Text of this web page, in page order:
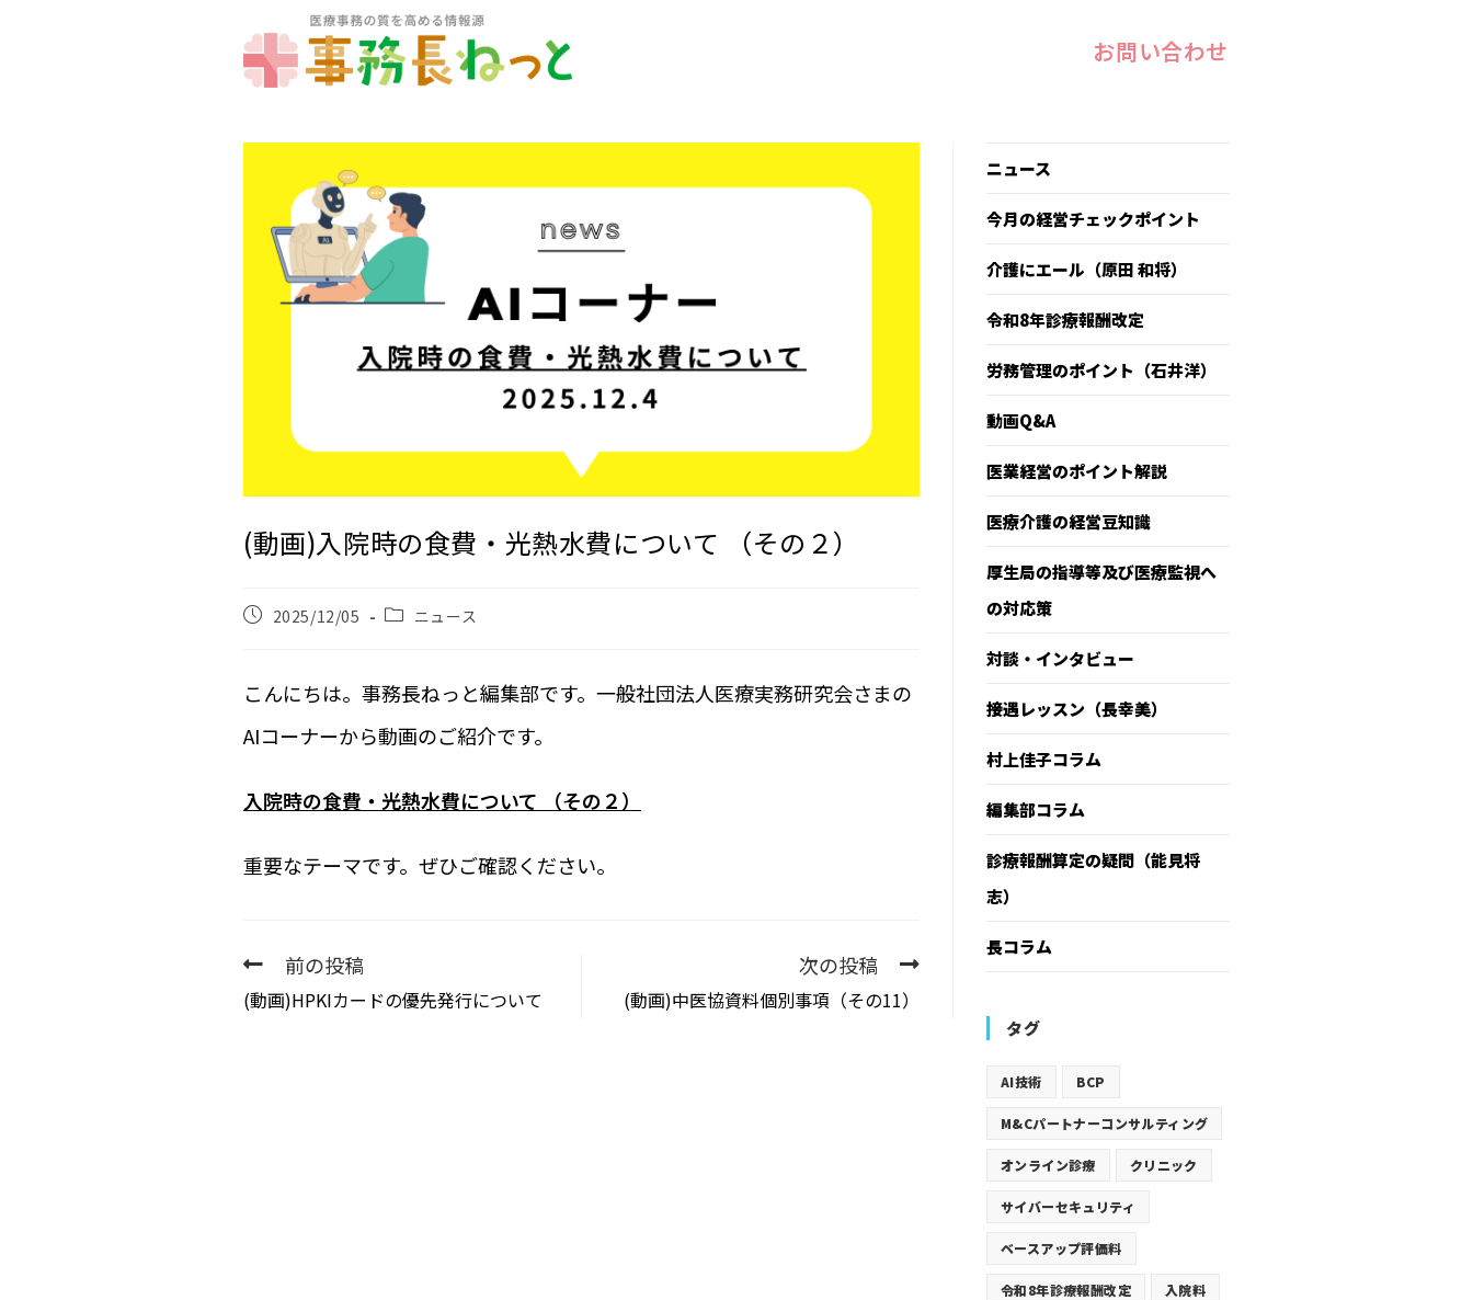
お問い合わせ
(動画)入院時の食費・光熱水費について （その２）
2025/12/05 ニュース
こんにちは。事務長ねっと編集部です。一般社団法人医療実務研究会さまの
AIコーナーから動画のご紹介です。
入院時の食費・光熱水費について （その２）
重要なテーマです。ぜひご確認ください。
前の投稿
(動画)HPKIカードの優先発行について
次の投稿
(動画)中医協資料個別事項（その11）
ニュース
今月の経営チェックポイント
介護にエール（原田 和将）
令和8年診療報酬改定
労務管理のポイント（石井洋）
動画Q&A
医業経営のポイント解説
医療介護の経営豆知識
厚生局の指導等及び医療監視へ
の対応策
対談・インタビュー
接遇レッスン（長幸美）
村上佳子コラム
編集部コラム
診療報酬算定の疑問（能見将
志）
長コラム
タグ
AI技術 BCP
M&Cパートナーコンサルティング
オンライン診療 クリニック
サイバーセキュリティ
ベースアップ評価料
令和8年診療報酬改定 入院料